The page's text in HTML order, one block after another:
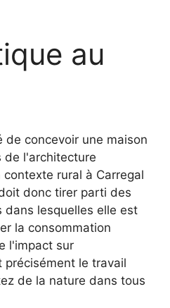
au
de concevoir une maison
de l'architecture
rural à Carregal
donc tirer parti des
dans lesquelles elle est
la consommation
l'impact sur
précisément le travail
de la nature dans tous